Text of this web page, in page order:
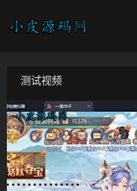
测试视频